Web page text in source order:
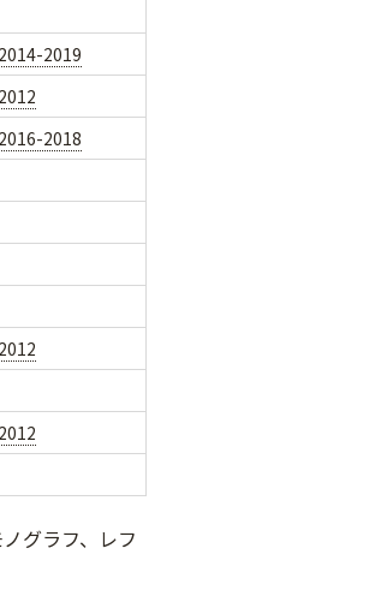
2014-2019
2012
2016-2018
2012
2012
グラフ、レフ